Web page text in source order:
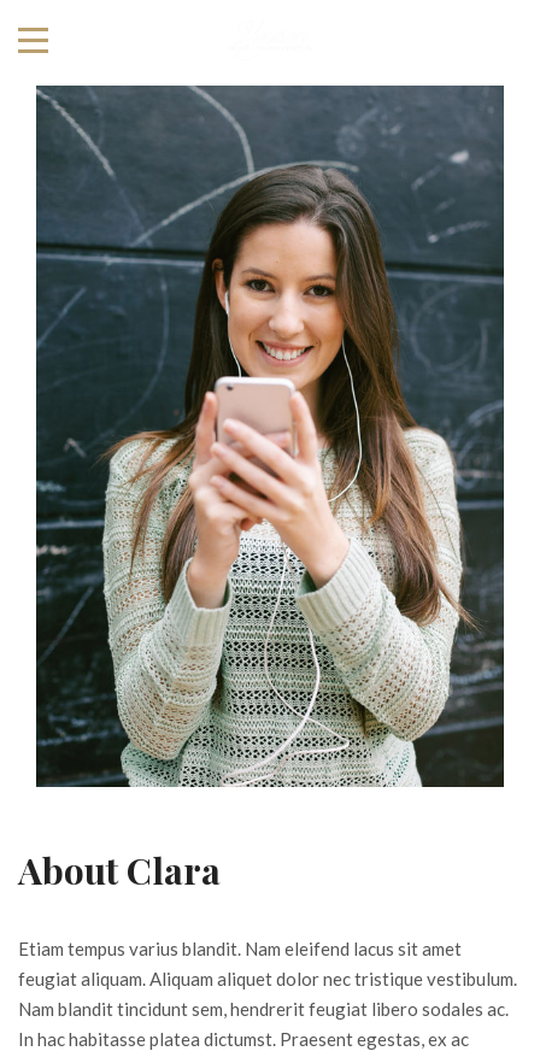
About Clara
Etiam tempus varius blandit. Nam eleifend lacus sit amet
feugiat aliquam. Aliquam aliquet dolor nec tristique vestibulum.
Nam blandit tincidunt sem, hendrerit feugiat libero sodales ac.
In hac habitasse platea dictumst. Praesent egestas, ex ac